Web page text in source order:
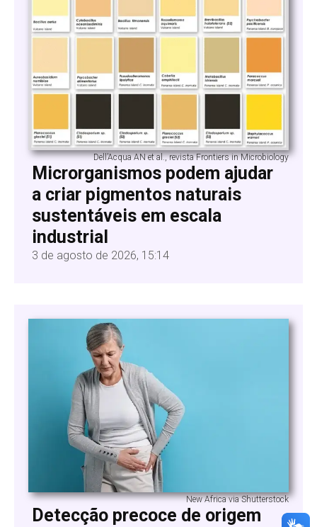
Dell’Acqua AN et al., revista Frontiers in Microbiology
Microrganismos podem ajudar
a criar pigmentos naturais
sustentáveis em escala
industrial
3 de agosto de 2026, 15:14
New Africa via Shutterstock
Detecção precoce de origem